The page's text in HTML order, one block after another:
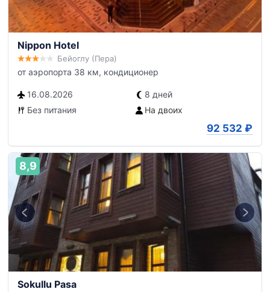
Nippon Hotel
Бейоглу (Пера)
от аэропорта 38 км, кондиционер
16.08.2026
8 дней
Без питания
На двоих
92 532 ₽
8,9
Sokullu Pasa